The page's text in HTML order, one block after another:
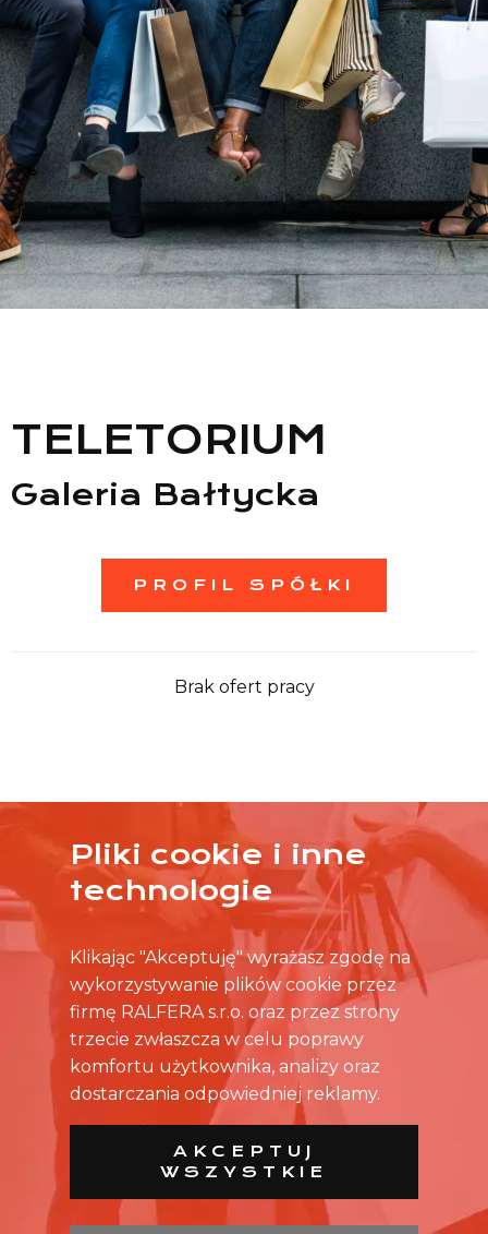
Lista sklepów
Informacje
TELETORIUM
Galeria Bałtycka
PROFIL SPÓŁKI
Brak ofert pracy
ŻADNA OFERTA CIĘ NIE ZAINTERESOWAŁA?
SKONTAKTUJ SIĘ BEZPOŚREDNIO ZE SKLEPEM.
Pliki cookie i inne
technologie
Klikając "Akceptuję" wyrażasz zgodę na
wykorzystywanie plików cookie przez
firmę RALFERA s.r.o. oraz przez strony
trzecie zwłaszcza w celu poprawy
komfortu użytkownika, analizy oraz
dostarczania odpowiedniej reklamy.
AKCEPTUJ
WSZYSTKIE